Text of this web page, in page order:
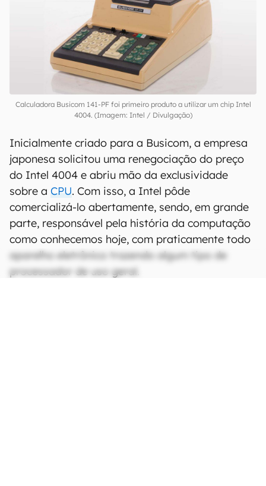
Calculadora Busicom 141-PF foi primeiro produto a utilizar um chip Intel
4004. (Imagem: Intel / Divulgação)
Inicialmente criado para a Busicom, a empresa
japonesa solicitou uma renegociação do preço
do Intel 4004 e abriu mão da exclusividade
sobre a CPU. Com isso, a Intel pôde
comercializá-lo abertamente, sendo, em grande
parte, responsável pela história da computação
como conhecemos hoje, com praticamente todo
aparelho eletrônico trazendo algum tipo de
processador de uso geral.